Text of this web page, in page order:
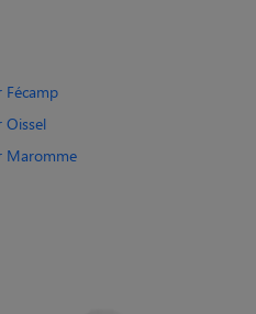
Fécamp
Oissel
Maromme